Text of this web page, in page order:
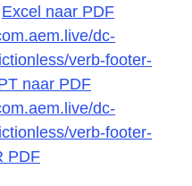
Excel naar PDF
dc-
verb-footer-
naar PDF
dc-
verb-footer-
PDF